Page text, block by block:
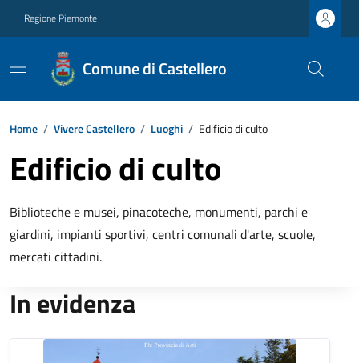
Regione Piemonte
Comune di Castellero
Home / Vivere Castellero / Luoghi / Edificio di culto
Edificio di culto
Biblioteche e musei, pinacoteche, monumenti, parchi e
giardini, impianti sportivi, centri comunali d'arte, scuole,
mercati cittadini.
In evidenza